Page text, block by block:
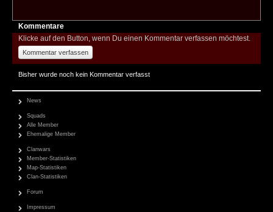
Kommentare
Klicke auf den Button, wenn Du einen Kommentar verfassen möchtest.
Kommentar verfassen
Bisher wurde noch kein Kommentar verfasst
News
Squads
Alle Member
Ehemalige Member
Clanwars
Member-Statistiken
Map-Statistiken
Clan-Statistiken
Forum
Impressum